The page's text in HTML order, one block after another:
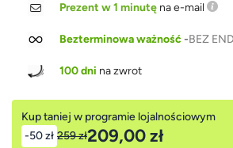
Prezent w 1 minutę na e-mail
Bezterminowa ważność-BEZ
100 dni na zwrot
Kup taniej w programie lojalnościowym
-50 zł 259 zł209,00 zł